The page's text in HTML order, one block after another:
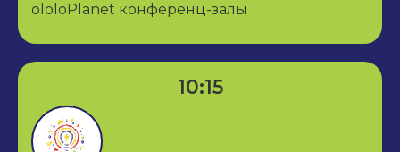
ololoPlanet конференц-залы
10:15